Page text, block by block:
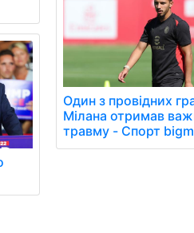
Один з провідних
Мілана отримав
травму - Спорт